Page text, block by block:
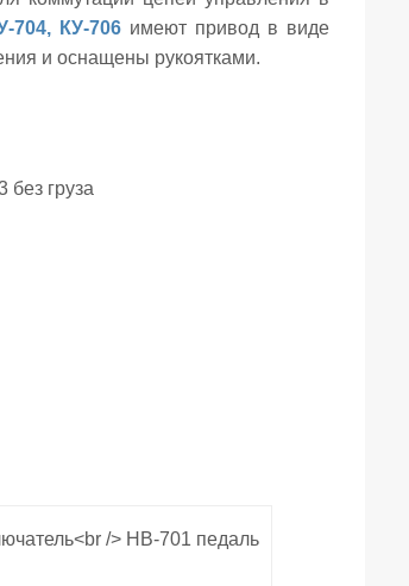
704, КУ-706 имеют привод в виде
и оснащены рукоятками.